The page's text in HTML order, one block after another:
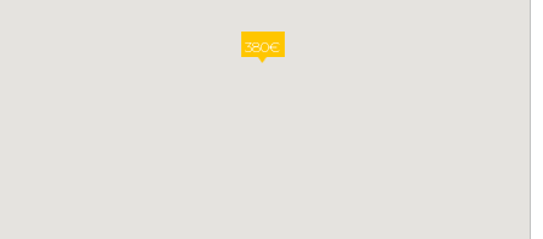
380€